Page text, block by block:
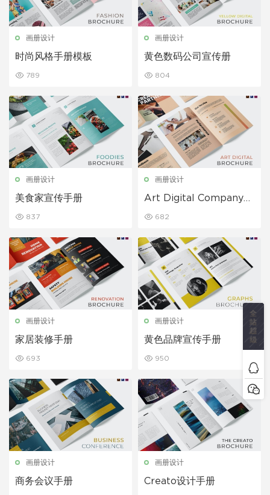
画册设计
时尚风格手册模板
789
画册设计
黄色数码公司宣传册
804
画册设计
美食家宣传手册
837
画册设计
Art Digital Company宣
682
画册设计
家居装修手册
693
画册设计
黄色品牌宣传手册
950
画册设计
商务会议手册
画册设计
Creato设计手册